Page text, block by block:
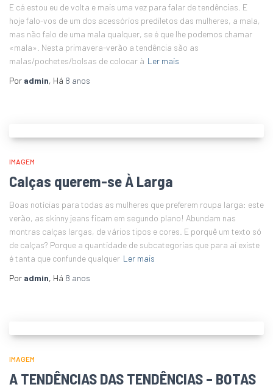
E cá estou eu de volta e mais uma vez para falar de tendências. E
hoje falo-vos de um dos acessórios prediletos das mulheres, a mala,
mas não falo de uma mala qualquer, se é que lhe podemos chamar
«mala». Nesta primavera-verão a tendência são as
malas/pochetes/bolsas de colocar à Ler mais
Por admin, Há 8 anos
IMAGEM
Calças querem-se À Larga
Boas notícias para todas as mulheres que preferem roupa larga: este
verão, as skinny jeans ficam em segundo plano! Abundam nas
montras calças largas, de vários tipos e cores. E porquê um texto só
de calças? Porque a quantidade de subcategorias que para aí existe
é tanta que confunde qualquer Ler mais
Por admin, Há 8 anos
IMAGEM
A TENDÊNCIAS DAS TENDÊNCIAS – BOTAS